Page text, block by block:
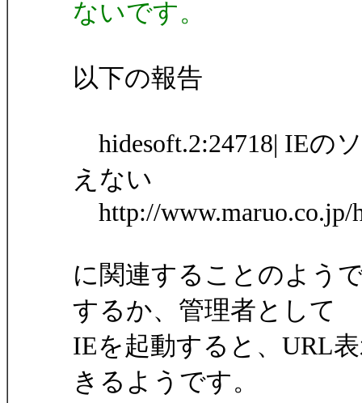
ないです。
以下の報告
hidesoft.2:24718| IEの
えない
http://www.maruo.co.jp/
に関連することのよう
するか、管理者として
IEを起動すると、URL
きるようです。